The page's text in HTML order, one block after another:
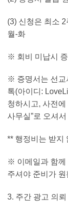
(3) 신청은 최소
월-화
※ 회비 미납시
※ 증명서는 선교
톡(아이디:
청하시고, 사전에
사무실”로 오셔
** 행정비는 받지
※ 이메일과 함께
주셔야 준비가 원
3. 주간 광고 의뢰